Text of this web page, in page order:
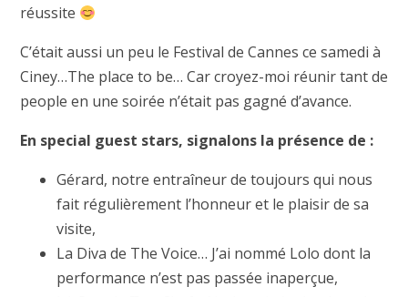
réussite
C’était aussi un peu le Festival de Cannes ce samedi à
Ciney…The place to be… Car croyez-moi réunir tant de
people en une soirée n’était pas gagné d’avance.
En special guest stars, signalons la présence de :
Gérard, notre entraîneur de toujours qui nous
fait régulièrement l’honneur et le plaisir de sa
visite,
La Diva de The Voice… J’ai nommé Lolo dont la
performance n’est pas passée inaperçue,